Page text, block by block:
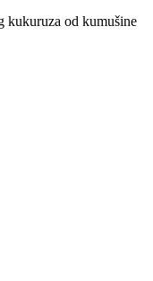
kukuruza od kumušine